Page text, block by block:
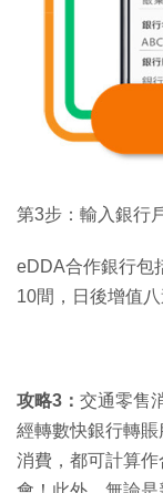
第3步：輸入銀行
eDDA合作銀行包
10間，日後增值八
攻略3： 交通零售
經轉數快銀行轉
消費，都可計算